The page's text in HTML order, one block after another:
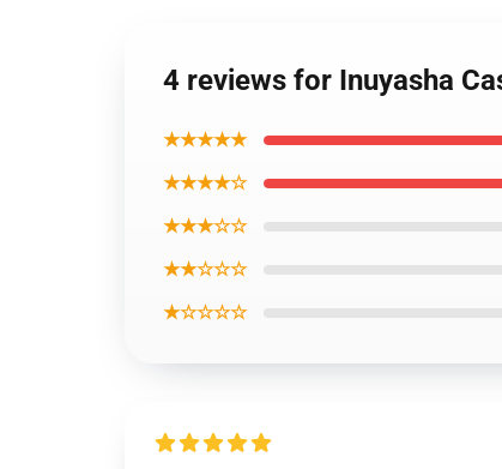
4 reviews for Inuyasha
★★★★★
★★★★☆
★★★☆☆
★★☆☆☆
★☆☆☆☆